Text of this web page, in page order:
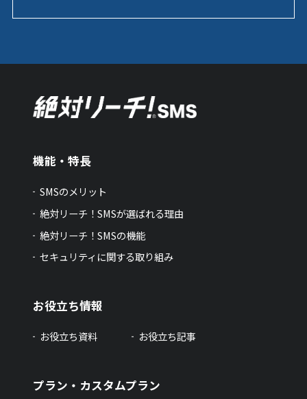
機能・特長
SMSのメリット
絶対リーチ！SMSが選ばれる理由
絶対リーチ！SMSの機能
セキュリティに関する取り組み
お役立ち情報
お役立ち資料 お役立ち記事
プラン・カスタムプラン